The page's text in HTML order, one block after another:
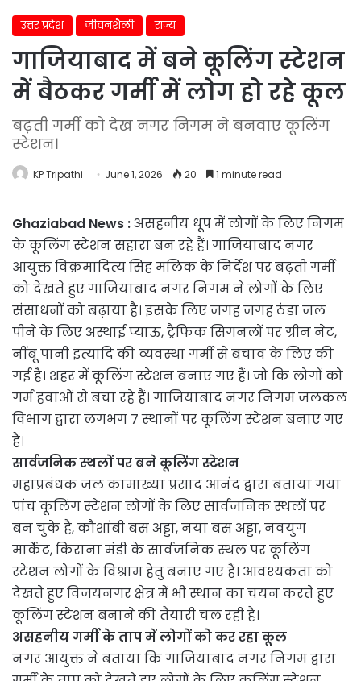
उत्तर प्रदेश जीवनशैली राज्य
गाजियाबाद में बने कूलिंग स्टेशन
में बैठकर गर्मी में लोग हो रहे कूल
बढ़ती गर्मी को देख नगर निगम ने बनवाए कूलिंग
स्टेशन।
KP Tripathi June 1, 2026 20 1 minute read
Ghaziabad News :असहनीय धूप में लोगों के लिए निगम
के कूलिंग स्टेशन सहारा बन रहे हैं। गाजियाबाद नगर
आयुक्त विक्रमादित्य सिंह मलिक के निर्देश पर बढ़ती गर्मी
को देखते हुए गाजियाबाद नगर निगम ने लोगों के लिए
संसाधनों को बढ़ाया है। इसके लिए जगह जगह ठंडा जल
पीने के लिए अस्थाई प्याऊ, ट्रैफिक सिगनलों पर ग्रीन नेट,
नींबू पानी इत्यादि की व्यवस्था गर्मी से बचाव के लिए की
गई है। शहर में कूलिंग स्टेशन बनाए गए हैं। जो कि लोगों को
गर्म हवाओं से बचा रहे हैं। गाजियाबाद नगर निगम जलकल
विभाग द्वारा लगभग 7 स्थानों पर कूलिंग स्टेशन बनाए गए
हैं।
सार्वजनिक स्थलों पर बने कूलिंग स्टेशन
महाप्रबंधक जल कामाख्या प्रसाद आनंद द्वारा बताया गया
पांच कूलिंग स्टेशन लोगों के लिए सार्वजनिक स्थलों पर
बन चुके हैं, कौशांबी बस अड्डा, नया बस अड्डा, नवयुग
मार्केट, किराना मंडी के सार्वजनिक स्थल पर कूलिंग
स्टेशन लोगों के विश्राम हेतु बनाए गए हैं। आवश्यकता को
देखते हुए विजयनगर क्षेत्र में भी स्थान का चयन करते हुए
कूलिंग स्टेशन बनाने की तैयारी चल रही है।
असहनीय गर्मी के ताप में लोगों को कर रहा कूल
नगर आयुक्त ने बताया कि गाजियाबाद नगर निगम द्वारा